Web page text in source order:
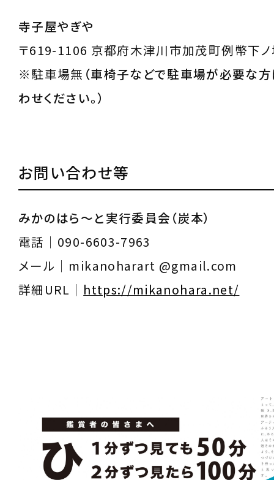
寺子屋やぎや
〒619-1106 京都府木津川市加茂町例幣下
※駐車場無 （車椅子などで駐車場が必要な
わせください。）
お問い合わせ等
みかのはら～と実行委員会（炭本）
電話｜090-6603-7963
メール｜mikanoharart @gmail.com
詳細URL｜ https://mikanohara.net/